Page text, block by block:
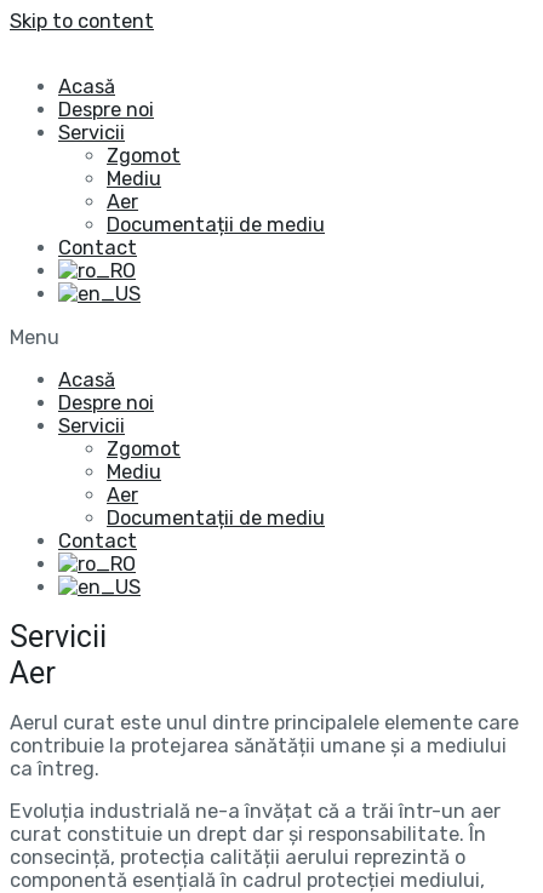
Skip to content
Acasă
Despre noi
Servicii
Zgomot
Mediu
Aer
Documentații de mediu
Contact
Menu
Acasă
Despre noi
Servicii
Zgomot
Mediu
Aer
Documentații de mediu
Contact
Servicii
Aer
Aerul curat este unul dintre principalele elemente care
contribuie la protejarea sănătății umane și a mediului
ca întreg.
Evoluția industrială ne-a învățat că a trăi într-un aer
curat constituie un drept dar și responsabilitate. În
consecință, protecția calității aerului reprezintă o
componentă esențială în cadrul protecției mediului,